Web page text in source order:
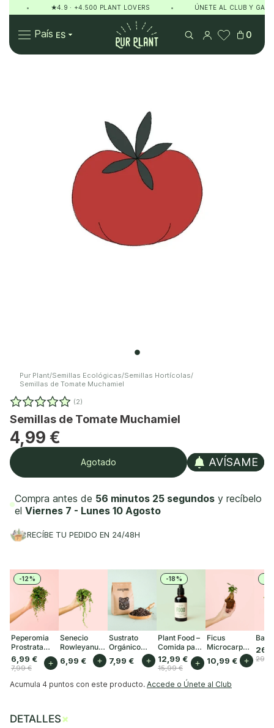
★4.9 · +4.500 PLANT LOVERS ÚNETE AL CLUB Y GANA
País
Pur Plant
0
Pur Plant/Semillas Ecológicas/Semillas Hortícolas/
Semillas de Tomate Muchamiel
(2)
Semillas de Tomate Muchamiel
4,99 €
-12%
Peperomia
Prostrata
Mini
6,99 €
7,99 € +
Senecio
Rowleyanus
Mini
6,99 € +
Sustrato
Orgánico
para Plantas
de Interior 3L
7,99 € +
-18%
Plant Food –
Comida para
Plantas
Interior 50ml
12,99 €
15,99 € +
Ficus
Microcarpa
Mini
10,99 € +
Compra antes de 56 minutos 25 segundos y recíbelo
el Viernes 7 - Lunes 10 Agosto
Agotado AVÍSAME
Acumula 4 puntos con este producto. Accede o Únete al Club
RECÍBE TU PEDIDO EN 24/48H
DETALLES+